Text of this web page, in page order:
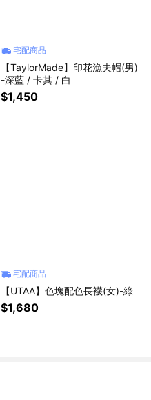
宅配商品
【TaylorMade】印花漁夫帽(男)
-深藍 / 卡其 / 白
$1,450
宅配商品
【UTAA】色塊配色長襪(女)-綠
$1,680